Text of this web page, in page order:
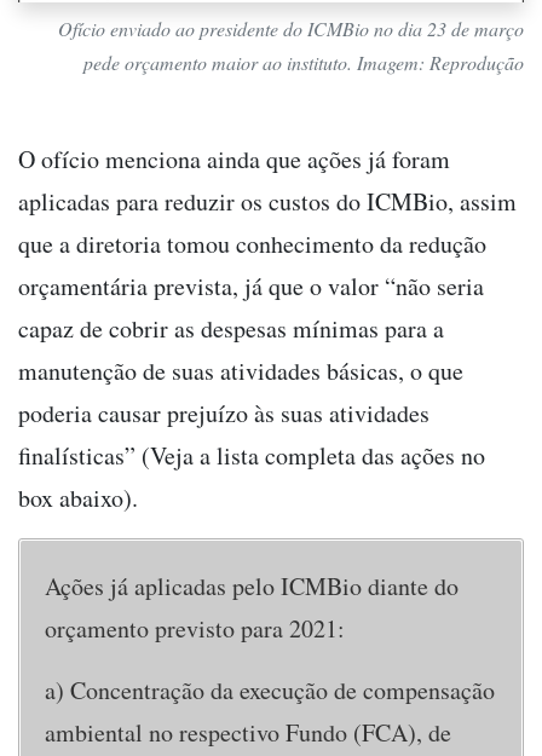
Ofício enviado ao presidente do ICMBio no dia 23 de março
pede orçamento maior ao instituto. Imagem: Reprodução
O ofício menciona ainda que ações já foram
aplicadas para reduzir os custos do ICMBio, assim
que a diretoria tomou conhecimento da redução
orçamentária prevista, já que o valor “não seria
capaz de cobrir as despesas mínimas para a
manutenção de suas atividades básicas, o que
poderia causar prejuízo às suas atividades
finalísticas” (Veja a lista completa das ações no
box abaixo).
Ações já aplicadas pelo ICMBio diante do
orçamento previsto para 2021:
a) Concentração da execução de compensação
ambiental no respectivo Fundo (FCA), de